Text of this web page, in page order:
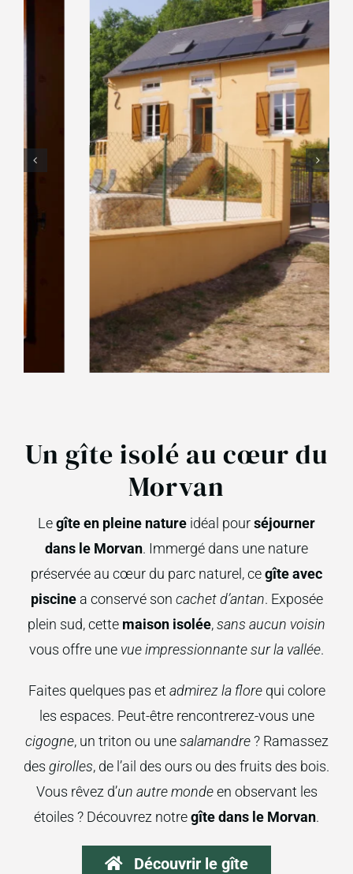
Un gîte isolé au cœur du
Morvan
Legîte en pleine nature idéal pourséjourner
dans le Morvan. Immergé dans une nature
préservée au cœur du parc naturel, cegîte avec
piscinea conservé son cachet d’antan. Exposée
plein sud, cette maison isolée,sans aucun voisin
vous offre une vue impressionnante sur la vallée.
Faites quelques pas et admirez la florequi colore
les espaces. Peut-être rencontrerez-vous une
cigogne, un triton ou unesalamandre? Ramassez
des girolles, de l’ail des ours ou des fruits des bois.
Vous rêvez d’un autre mondeen observant les
étoiles ? Découvrez notregîte dans le Morvan.
Découvrir le gîte